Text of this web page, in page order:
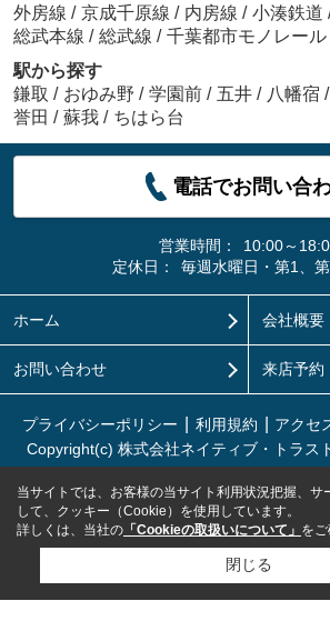
外房線 / 京成千原線 / 内房線 / 小湊鉄道
総武本線 / 総武線 / 千葉都市モノレール
駅から探す
鎌取 / おゆみ野 / 学園前 / 五井 / 八幡宿 /
誉田 / 蘇我 / ちはら台
電話でお問い合
営業時間：
10:00～
定休日：
毎週水曜日・第1、
ホーム 会社概要
お問い合わせ 来店予約
プライバシーポリシー 利用規約 アクセ
Copyright(c) 株式会社ネイティブ・トラス
当サイトでは、お客様の当サイト利用状況把握、サ
して、クッキー（Cookie）を使用しています。
詳しくは、当社の 「Cookieの取扱いについて」 をご
閉じる